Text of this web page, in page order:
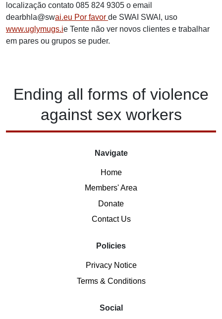
localização contato 085 824 9305 o email
dearbhla@swai.eu Por favor de SWAI SWAI, uso
www.uglymugs.ie Tente não ver novos clientes e trabalhar
em pares ou grupos se puder.
Ending all forms of violence
against sex workers
Navigate
Home
Members' Area
Donate
Contact Us
Policies
Privacy Notice
Terms & Conditions
Social